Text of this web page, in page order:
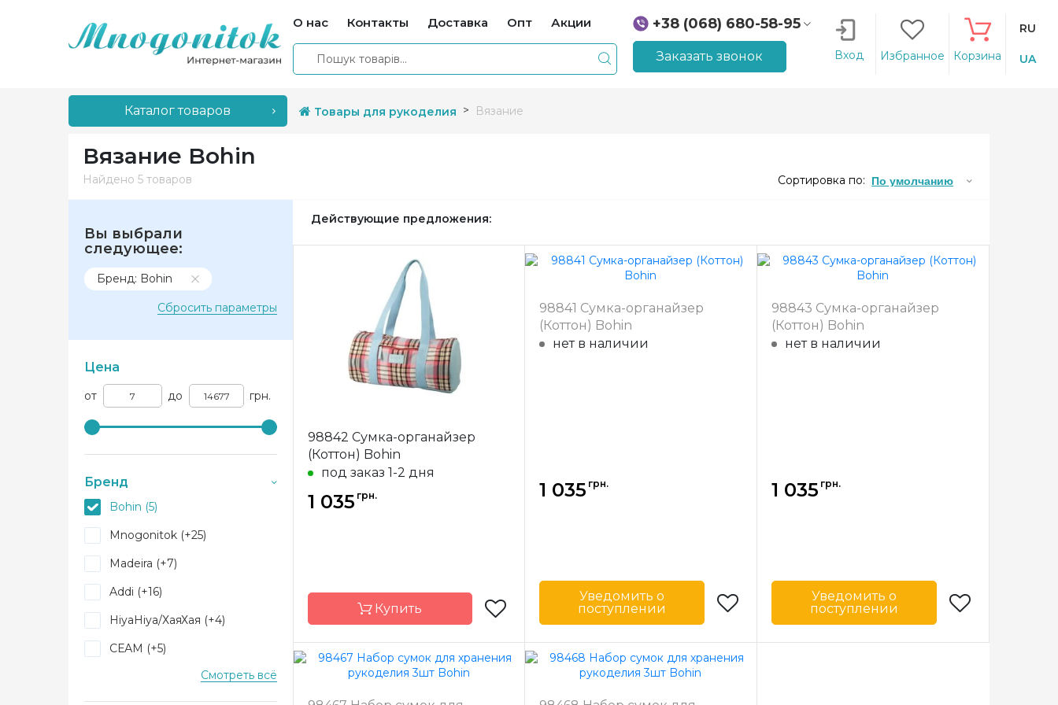
О нас Контакты Доставка Опт Акции
+38 (068) 680-58-95
+38 (066) 207-14-90
Заказать звонок Вход Избранное Корзина
RU
UA
Каталог товаров Товары для рукоделия Вязание
Вязание Bohin
Найдено 5 товаров Сортировка по: По умолчанию
Вы выбрали
следующее:
Бренд: Bohin
Сбросить параметры
Цена
от до грн.
Бренд
Bohin (5)
Mnogonitok (+25)
Madeira (+7)
Addi (+16)
HiyaHiya/ХаяХая (+4)
СЕАМ (+5)
Смотреть всё
Действующие предложения:
98842 Сумка-органайзер
(Коттон) Bohin
под заказ 1-2 дня
1 035 грн.
Купить
98841 Сумка-органайзер
(Коттон) Bohin
нет в наличии
1 035 грн.
Уведомить о
поступлении
Бренд
Bohin
Страна-
производитель
Франция
98843 Сумка-органайзер
(Коттон) Bohin
нет в наличии
1 035 грн.
Уведомить о
поступлении
Бренд
Bohin